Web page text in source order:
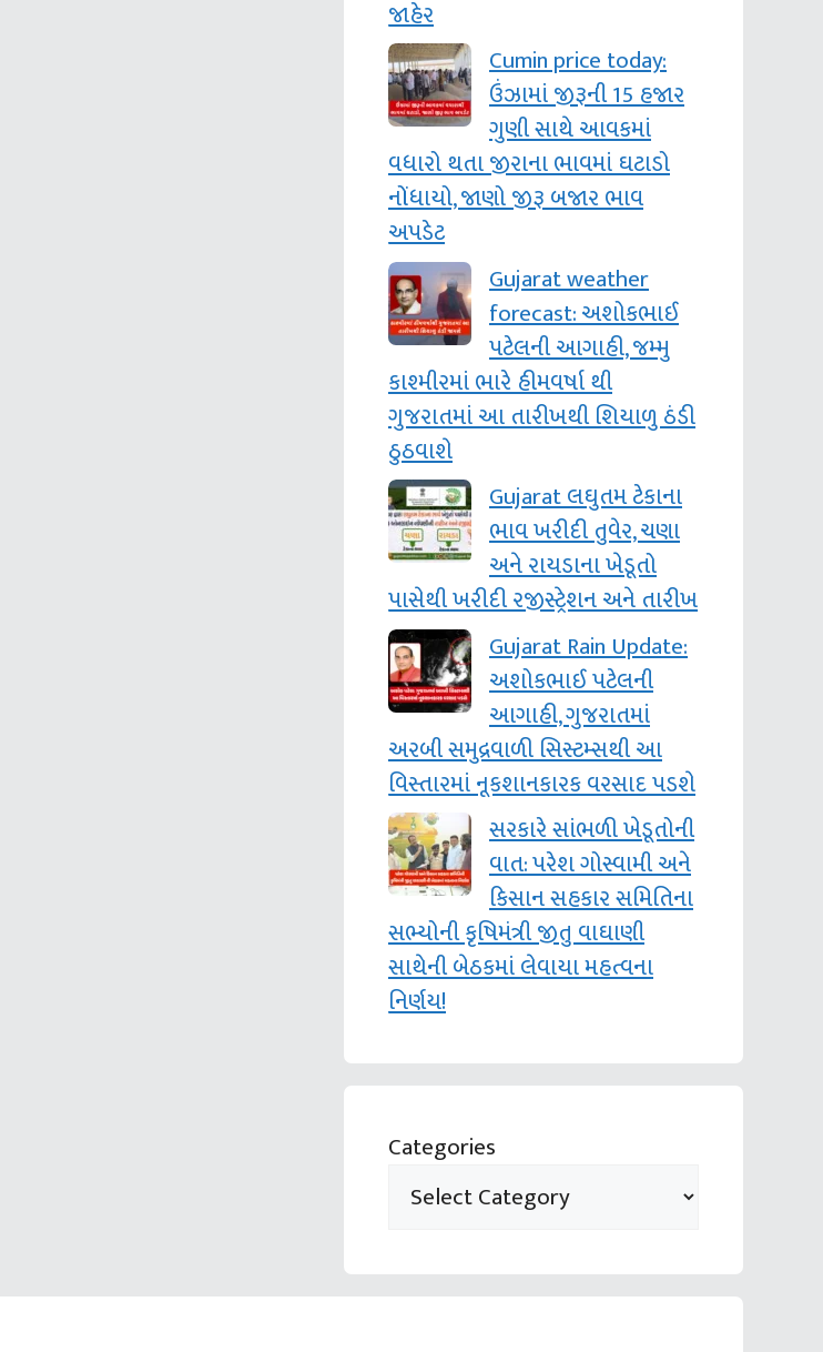
જાહેર
Cumin price today:
ઉંઝામાં જીરૂની 15 હજાર
ગુણી સાથે આવકમાં
વધારો થતા જીરાના ભાવમાં ઘટાડો
નોંધાયો, જાણો જીરૂ બજાર ભાવ
અપડેટ
Gujarat weather
forecast: અશોકભાઈ
પટેલની આગાહી, જમ્‍મુ
કાશ્‍મીરમાં ભારે હીમવર્ષા થી
ગુજરાતમાં આ તારીખથી શિયાળુ ઠંડી
ઠુઠવાશે
Gujarat લઘુતમ ટેકાના
ભાવ ખરીદી તુવેર, ચણા
અને રાયડાના ખેડૂતો
પાસેથી ખરીદી રજીસ્ટ્રેશન અને તારીખ
Gujarat Rain Update:
અશોકભાઈ પટેલની
આગાહી, ગુજરાતમાં
અરબી સમુદ્રવાળી સિસ્‍ટમ્‍સથી આ
વિસ્તારમાં નૂકશાનકારક વરસાદ પડશે
સરકારે સાંભળી ખેડૂતોની
વાત: પરેશ ગોસ્વામી અને
કિસાન સહકાર સમિતિના
સભ્યોની કૃષિમંત્રી જીતુ વાઘાણી
સાથેની બેઠકમાં લેવાયા મહત્વના
નિર્ણય!
Categories